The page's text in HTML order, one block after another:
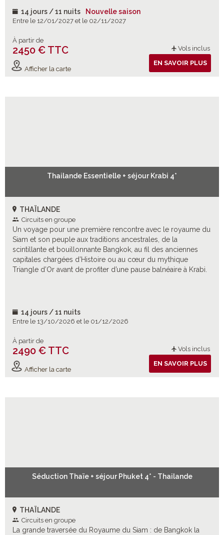
14 jours / 11 nuits Nouvelle saison
Entre le 12/01/2027 et le 02/11/2027
À partir de
2450 € TTC Vols inclus
Afficher la carte
EN SAVOIR PLUS
Thailande Essentielle + séjour Krabi 4*
THAÏLANDE
Circuits en groupe
Un voyage pour une première rencontre avec le royaume du
Siam et son peuple aux traditions ancestrales, de la
scintillante et bouillonnante Bangkok, au fil des anciennes
capitales chargées d’Histoire ou au cœur du mythique
Triangle d’Or avant de profiter d’une pause balnéaire à Krabi.
14 jours / 11 nuits
Entre le 13/10/2026 et le 01/12/2026
À partir de
2490 € TTC Vols inclus
Afficher la carte
EN SAVOIR PLUS
Séduction Thaïe + séjour Phuket 4* - Thailande
THAÏLANDE
Circuits en groupe
La grande traversée du Royaume du Siam : de Bangkok la